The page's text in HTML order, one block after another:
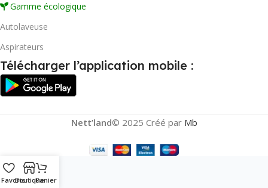
Gamme écologique
Autolaveuse
Aspirateurs
Télécharger l’application mobile :
Nett’land© 2025 Créé par Mb
FavorisBoutiquePanier